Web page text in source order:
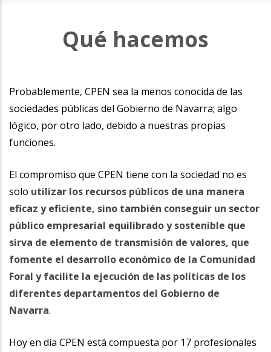
Qué hacemos
Probablemente, CPEN sea la menos conocida de las
sociedades públicas del Gobierno de Navarra; algo
lógico, por otro lado, debido a nuestras propias
funciones.
El compromiso que CPEN tiene con la sociedad no es
solo utilizar los recursos públicos de una manera
eficaz y eficiente, sino también conseguir un sector
público empresarial equilibrado y sostenible que
sirva de elemento de transmisión de valores, que
fomente el desarrollo económico de la Comunidad
Foral y facilite la ejecución de las políticas de los
diferentes departamentos del Gobierno de
Navarra.
Hoy en día CPEN está compuesta por 17 profesionales